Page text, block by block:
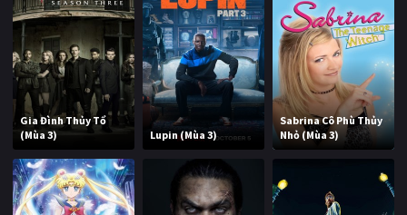
Gia Đình Thủy Tổ
(Mùa 3)
Lupin (Mùa 3)
Sabrina Cô Phù Thủy
Nhỏ (Mùa 3)